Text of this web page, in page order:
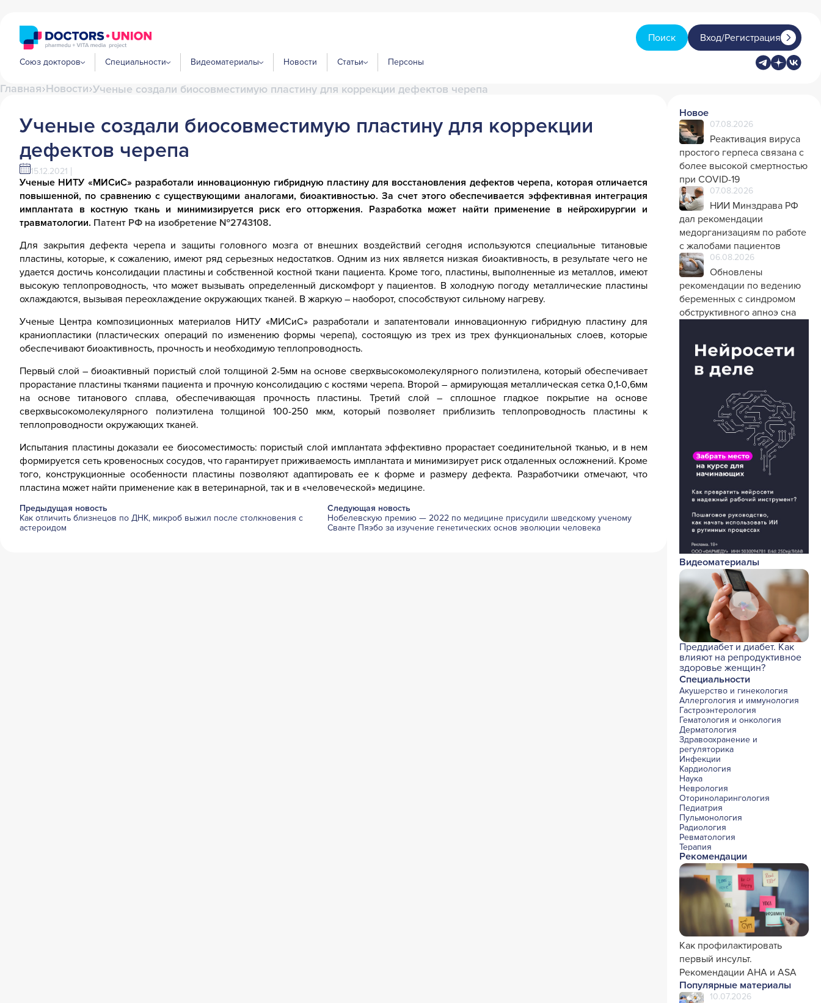
Поиск Вход/Регистрация
Союз докторов Специальности Видеоматериалы Новости Статьи Персоны
Главная Новости Ученые создали биосовместимую пластину для коррекции дефектов черепа
Ученые создали биосовместимую пластину для коррекции
дефектов черепа
15.12.2021
Ученые НИТУ «МИСиС» разработали инновационную гибридную пластину для восстановления дефектов черепа, которая отличается
повышенной, по сравнению с существующими аналогами, биоактивностью. За счет этого обеспечивается эффективная интеграция
имплантата в костную ткань и минимизируется риск его отторжения. Разработка может найти применение в нейрохирургии и
травматологии. Патент РФ на изобретение №2743108.
Для закрытия дефекта черепа и защиты головного мозга от внешних воздействий сегодня используются специальные титановые
пластины, которые, к сожалению, имеют ряд серьезных недостатков. Одним из них является низкая биоактивность, в результате чего не
удается достичь консолидации пластины и собственной костной ткани пациента. Кроме того, пластины, выполненные из металлов, имеют
высокую теплопроводность, что может вызывать определенный дискомфорт у пациентов. В холодную погоду металлические пластины
охлаждаются, вызывая переохлаждение окружающих тканей. В жаркую – наоборот, способствуют сильному нагреву.
Ученые Центра композиционных материалов НИТУ «МИСиС» разработали и запатентовали инновационную гибридную пластину для
краниопластики (пластических операций по изменению формы черепа), состоящую из трех из трех функциональных слоев, которые
обеспечивают биоактивность, прочность и необходимую теплопроводность.
Первый слой – биоактивный пористый слой толщиной 2-5мм на основе сверхвысокомолекулярного полиэтилена, который обеспечивает
прорастание пластины тканями пациента и прочную консолидацию с костями черепа. Второй – армирующая металлическая сетка 0,1-0,6мм
на основе титанового сплава, обеспечивающая прочность пластины. Третий слой – сплошное гладкое покрытие на основе
сверхвысокомолекулярного полиэтилена толщиной 100-250 мкм, который позволяет приблизить теплопроводность пластины к
теплопроводности окружающих тканей.
Испытания пластины доказали ее биосоместимость: пористый слой имплантата эффективно прорастает соединительной тканью, и в нем
формируется сеть кровеносных сосудов, что гарантирует приживаемость имплантата и минимизирует риск отдаленных осложнений. Кроме
того, конструкционные особенности пластины позволяют адаптировать ее к форме и размеру дефекта. Разработчики отмечают, что
пластина может найти применение как в ветеринарной, так и в «человеческой» медицине.
Предыдущая новость
Как отличить близнецов по ДНК, микроб выжил после столкновения с
астероидом
Следующая новость
Нобелевскую премию — 2022 по медицине присудили шведскому ученому
Сванте Пяэбо за изучение генетических основ эволюции человека
Новое
07.08.2026
Реактивация вируса
простого герпеса связана с
более высокой смертностью
при COVID-19
07.08.2026
НИИ Минздрава РФ
дал рекомендации
медорганизациям по работе
с жалобами пациентов
06.08.2026
Обновлены
рекомендации по ведению
беременных с синдромом
обструктивного апноэ сна
Видеоматериалы
Преддиабет и диабет. Как
влияют на репродуктивное
здоровье женщин?
Специальности
Акушерство и гинекология
Аллергология и иммунология
Гастроэнтерология
Гематология и онкология
Дерматология
Здравоохранение и
регуляторика
Инфекции
Кардиология
Наука
Неврология
Оториноларингология
Педиатрия
Пульмонология
Радиология
Ревматология
Терапия
Урология и нефрология
Фармакология
Хирургия с реаниматологией
Эндокринология
Психиатрия
Офтальмология
Эндоскопия
Стоматология
Травматология и ортопедия
Генетика
Фтизиатрия
Рекомендации
Как профилактировать
первый инсульт.
Рекомендации AHA и ASA
Популярные материалы
10.07.2026